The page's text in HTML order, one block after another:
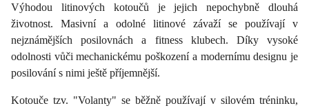
Výhodou litinových kotoučů je jejich nepochybně dlouhá
životnost. Masivní a odolné litinové závaží se používají v
nejznámějších posilovnách a fitness klubech. Díky vysoké
odolnosti vůči mechanickému poškození a modernímu designu je
posilování s nimi ještě příjemnější.
Kotouče tzv. "Volanty" se běžně používají v silovém tréninku,